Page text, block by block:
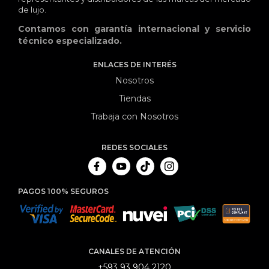
de lujo.
Contamos con garantía internacional y servicio
técnico especializado.
ENLACES DE INTERÉS
Nosotros
Tiendas
Trabaja con Nosotros
REDES SOCIALES
PAGOS 100% SEGUROS
CANALES DE ATENCIÓN